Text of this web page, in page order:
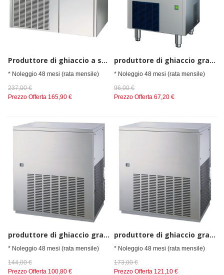
Produttore di ghiaccio a scaglie piatte, raffreddamento ad aria, 250 kg/24 h
* Noleggio 48 mesi (rata mensile)
237,00 €
Prezzo Offerta 165,90 €
produttore di ghiaccio granulare pressato, raffreddamento ad aria, 140 kg/24 h
* Noleggio 48 mesi (rata mensile)
96,00 €
Prezzo Offerta 67,20 €
produttore di ghiaccio granulare pressato, raffreddamento ad aria, 240 kg/24 h
* Noleggio 48 mesi (rata mensile)
144,00 €
Prezzo Offerta 100,80 €
produttore di ghiaccio granulare pressato, raffreddamento ad aria, 440 kg/24 h
* Noleggio 48 mesi (rata mensile)
173,00 €
Prezzo Offerta 121,10 €